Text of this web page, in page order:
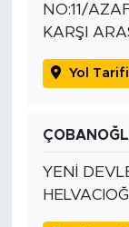
NO:11/
KARŞI
Yol Tarifi
YENİ